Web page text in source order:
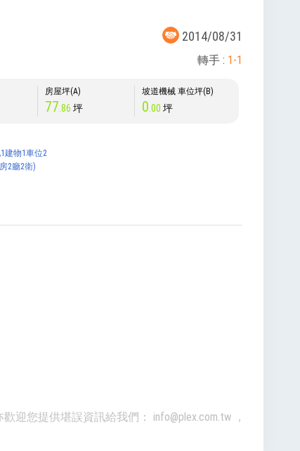
2014/08/31
轉手 : 1-1
房屋坪(A)
77 .86 坪
坡道機械 車位坪(B)
0 .00 坪
建物1車位2
2廳2衛)
迎您提供堪誤資訊給我們： info@plex.com.tw，